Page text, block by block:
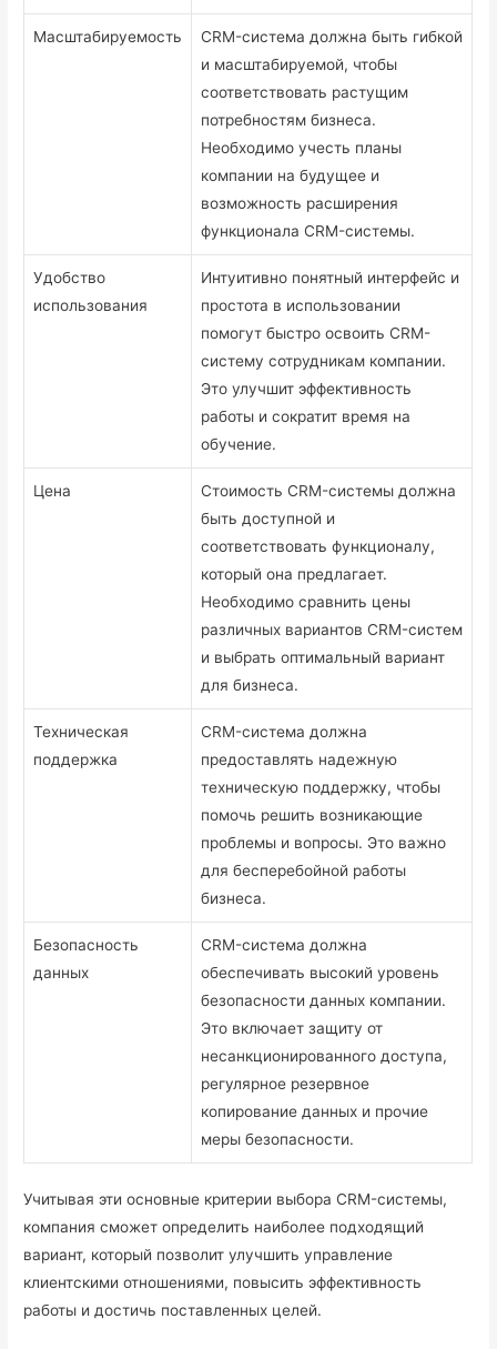
Масштабируемость
CRM-система должна быть гибкой
и масштабируемой, чтобы
соответствовать растущим
потребностям бизнеса.
Необходимо учесть планы
компании на будущее и
возможность расширения
функционала CRM-системы.
Удобство
использования
Интуитивно понятный интерфейс и
простота в использовании
помогут быстро освоить CRM-
систему сотрудникам компании.
Это улучшит эффективность
работы и сократит время на
обучение.
Цена
Стоимость CRM-системы должна
быть доступной и
соответствовать функционалу,
который она предлагает.
Необходимо сравнить цены
различных вариантов CRM-систем
и выбрать оптимальный вариант
для бизнеса.
Техническая
поддержка
CRM-система должна
предоставлять надежную
техническую поддержку, чтобы
помочь решить возникающие
проблемы и вопросы. Это важно
для бесперебойной работы
бизнеса.
Безопасность
данных
CRM-система должна
обеспечивать высокий уровень
безопасности данных компании.
Это включает защиту от
несанкционированного доступа,
регулярное резервное
копирование данных и прочие
меры безопасности.
Учитывая эти основные критерии выбора CRM-системы,
компания сможет определить наиболее подходящий
вариант, который позволит улучшить управление
клиентскими отношениями, повысить эффективность
работы и достичь поставленных целей.